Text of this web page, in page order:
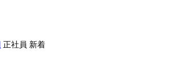
正社員 新着